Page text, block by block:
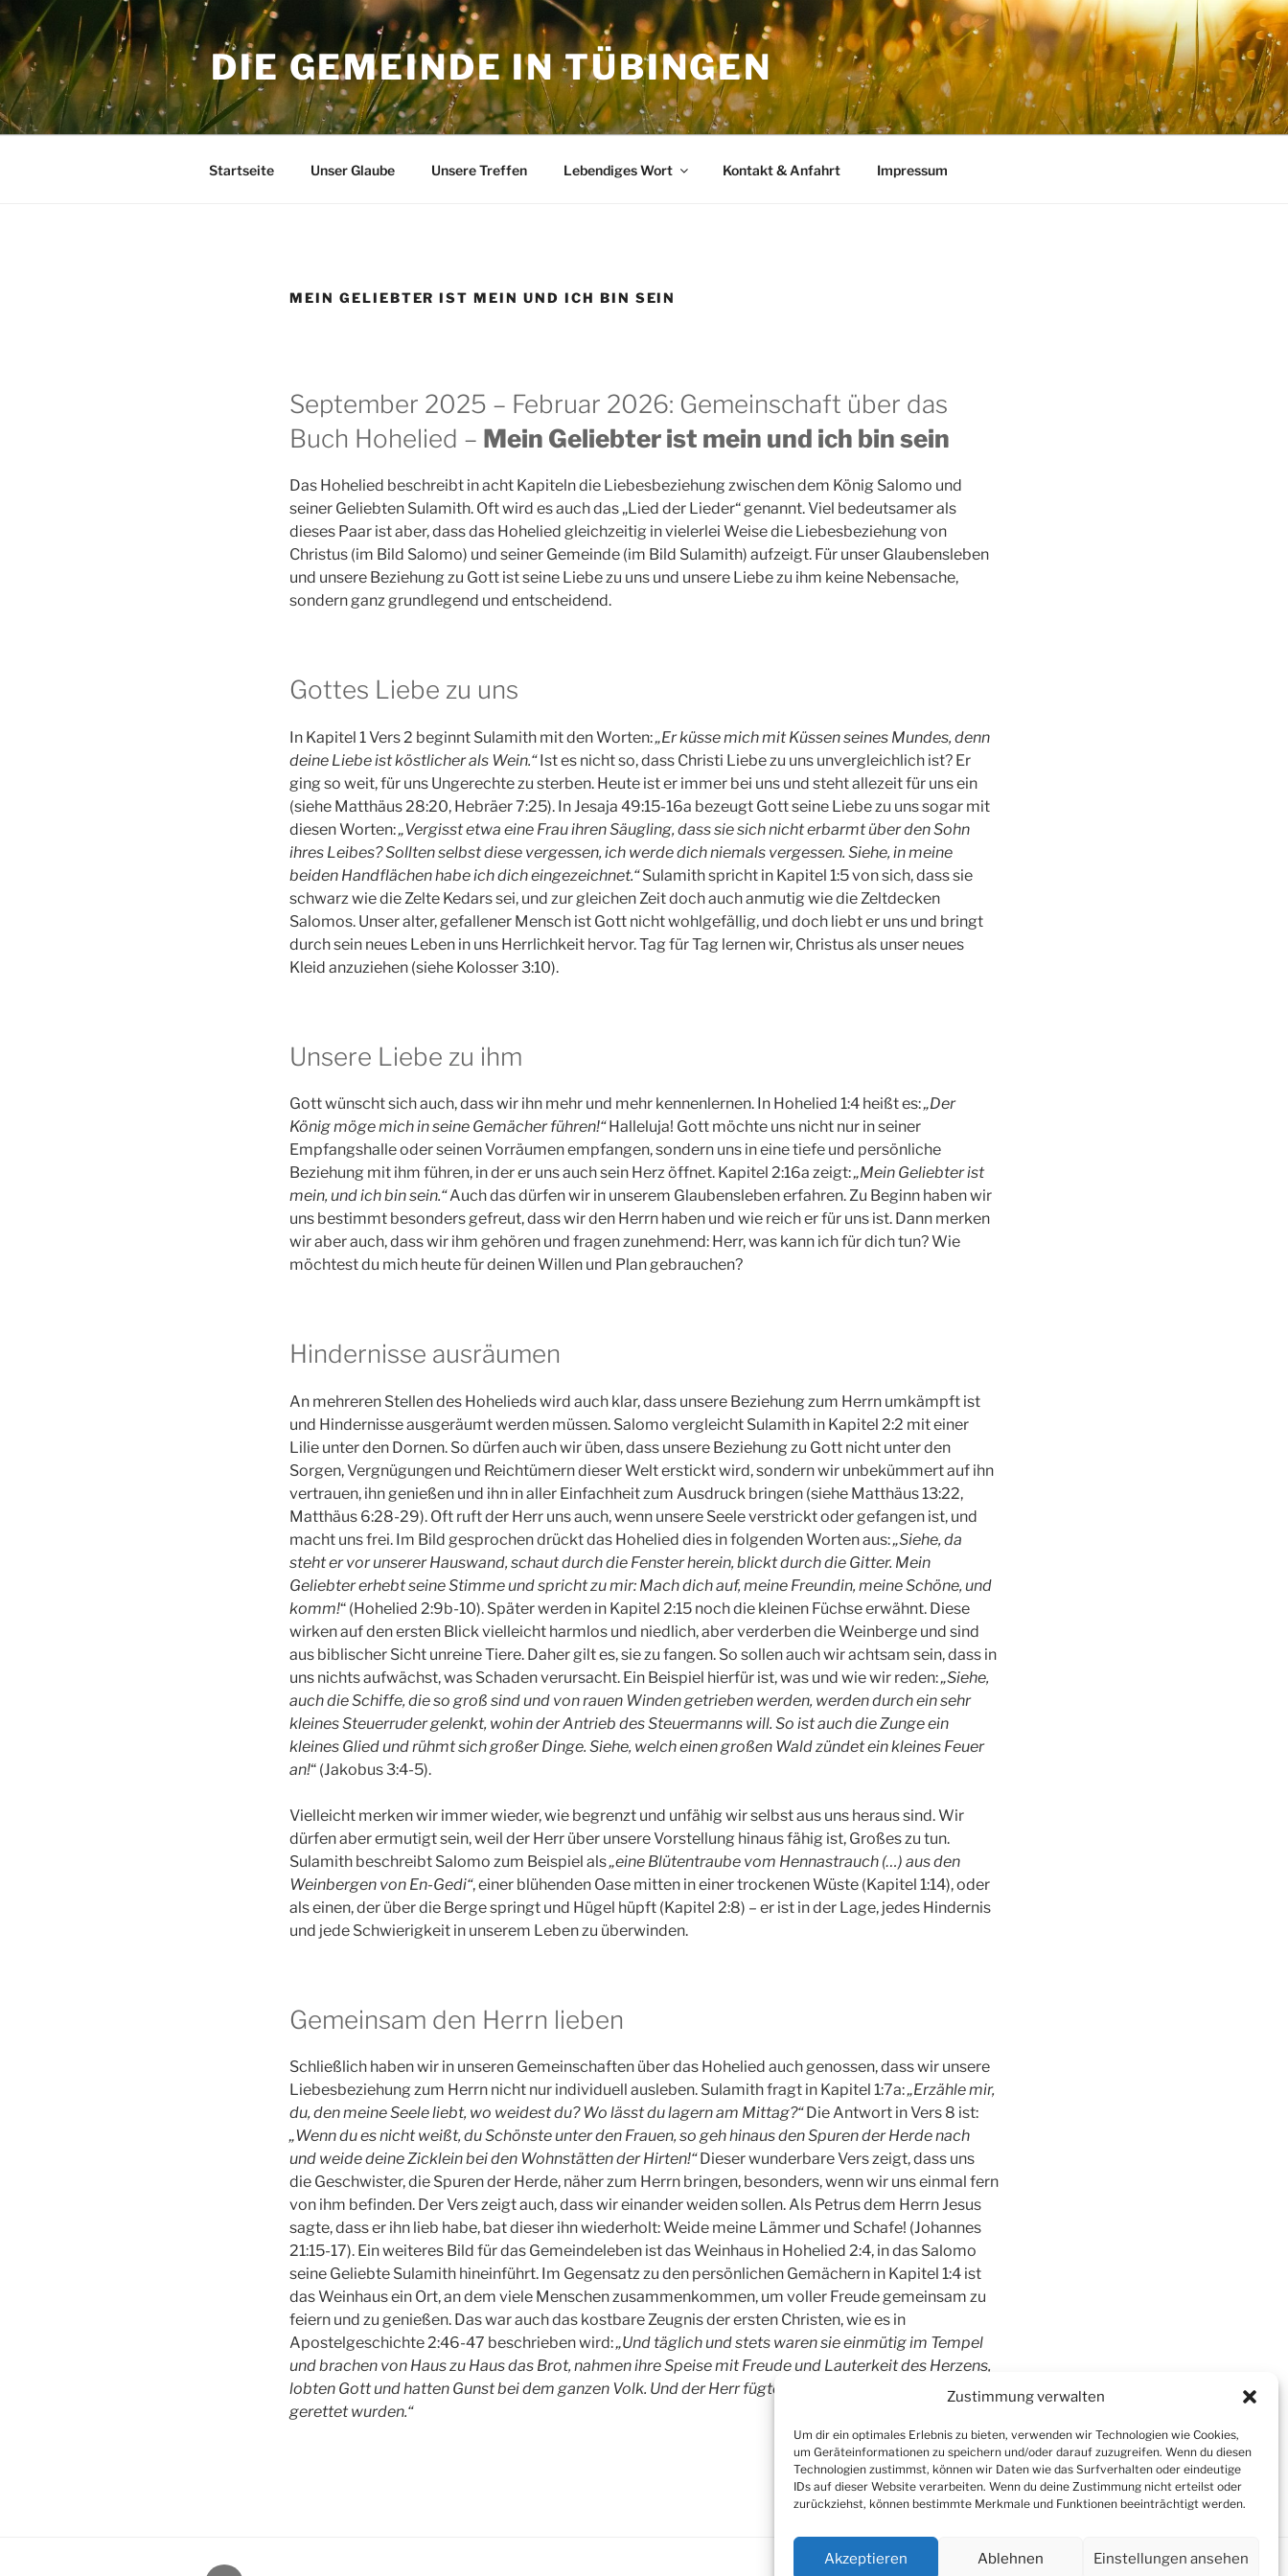
Zustimmung verwalten
Um dir ein optimales Erlebnis zu bieten, verwenden wir Technologien wie Cookies,
um Geräteinformationen zu speichern und/oder darauf zuzugreifen. Wenn du diesen
Technologien zustimmst, können wir Daten wie das Surfverhalten oder eindeutige
IDs auf dieser Website verarbeiten. Wenn du deine Zustimmung nicht erteilst oder
zurückziehst, können bestimmte Merkmale und Funktionen beeinträchtigt werden.
Akzeptieren Ablehnen Einstellungen ansehen
Zum
Inhalt
springen
DIE GEMEINDE IN TÜBINGEN
Startseite Unser Glaube Unsere Treffen Lebendiges Wort Kontakt & Anfahrt Impressum
MEIN GELIEBTER IST MEIN UND ICH BIN SEIN
September 2025 – Februar 2026: Gemeinschaft über das
Buch Hohelied – Mein Geliebter ist mein und ich bin sein
Das Hohelied beschreibt in acht Kapiteln die Liebesbeziehung zwischen dem König Salomo und
seiner Geliebten Sulamith. Oft wird es auch das „Lied der Lieder“ genannt. Viel bedeutsamer als
dieses Paar ist aber, dass das Hohelied gleichzeitig in vielerlei Weise die Liebesbeziehung von
Christus (im Bild Salomo) und seiner Gemeinde (im Bild Sulamith) aufzeigt. Für unser Glaubensleben
und unsere Beziehung zu Gott ist seine Liebe zu uns und unsere Liebe zu ihm keine Nebensache,
sondern ganz grundlegend und entscheidend.
Gottes Liebe zu uns
In Kapitel 1 Vers 2 beginnt Sulamith mit den Worten:„Er küsse mich mit Küssen seines Mundes, denn
deine Liebe ist köstlicher als Wein.“Ist es nicht so, dass Christi Liebe zu uns unvergleichlich ist? Er
ging so weit, für uns Ungerechte zu sterben. Heute ist er immer bei uns und steht allezeit für uns ein
(siehe Matthäus 28:20, Hebräer 7:25). In Jesaja 49:15-16a bezeugt Gott seine Liebe zu uns sogar mit
diesen Worten:„Vergisst etwa eine Frau ihren Säugling, dass sie sich nicht erbarmt über den Sohn
ihres Leibes? Sollten selbst diese vergessen, ich werde dich niemals vergessen. Siehe, in meine
beiden Handflächen habe ich dich eingezeichnet.“Sulamith spricht in Kapitel 1:5 von sich, dass sie
schwarz wie die Zelte Kedars sei, und zur gleichen Zeit doch auch anmutig wie die Zeltdecken
Salomos. Unser alter, gefallener Mensch ist Gott nicht wohlgefällig, und doch liebt er uns und bringt
durch sein neues Leben in uns Herrlichkeit hervor. Tag für Tag lernen wir, Christus als unser neues
Kleid anzuziehen (siehe Kolosser 3:10).
Unsere Liebe zu ihm
Gott wünscht sich auch, dass wir ihn mehr und mehr kennenlernen. In Hohelied 1:4 heißt es:„Der
König möge mich in seine Gemächer führen!“Halleluja! Gott möchte uns nicht nur in seiner
Empfangshalle oder seinen Vorräumen empfangen, sondern uns in eine tiefe und persönliche
Beziehung mit ihm führen, in der er uns auch sein Herz öffnet. Kapitel 2:16a zeigt:„Mein Geliebter ist
mein, und ich bin sein.“Auch das dürfen wir in unserem Glaubensleben erfahren. Zu Beginn haben wir
uns bestimmt besonders gefreut, dass wir den Herrn haben und wie reich er für uns ist. Dann merken
wir aber auch, dass wir ihm gehören und fragen zunehmend: Herr, was kann ich für dich tun? Wie
möchtest du mich heute für deinen Willen und Plan gebrauchen?
Hindernisse ausräumen
An mehreren Stellen des Hohelieds wird auch klar, dass unsere Beziehung zum Herrn umkämpft ist
und Hindernisse ausgeräumt werden müssen. Salomo vergleicht Sulamith in Kapitel 2:2 mit einer
Lilie unter den Dornen. So dürfen auch wir üben, dass unsere Beziehung zu Gott nicht unter den
Sorgen, Vergnügungen und Reichtümern dieser Welt erstickt wird, sondern wir unbekümmert auf ihn
vertrauen, ihn genießen und ihn in aller Einfachheit zum Ausdruck bringen (siehe Matthäus 13:22,
Matthäus 6:28-29). Oft ruft der Herr uns auch, wenn unsere Seele verstrickt oder gefangen ist, und
macht uns frei. Im Bild gesprochen drückt das Hohelied dies in folgenden Worten aus:„Siehe, da
steht er vor unserer Hauswand, schaut durch die Fenster herein, blickt durch die Gitter. Mein
Geliebter erhebt seine Stimme und spricht zu mir: Mach dich auf, meine Freundin, meine Schöne, und
komm!“ (Hohelied 2:9b-10). Später werden in Kapitel 2:15 noch die kleinen Füchse erwähnt. Diese
wirken auf den ersten Blick vielleicht harmlos und niedlich, aber verderben die Weinberge und sind
aus biblischer Sicht unreine Tiere. Daher gilt es, sie zu fangen. So sollen auch wir achtsam sein, dass in
uns nichts aufwächst, was Schaden verursacht. Ein Beispiel hierfür ist, was und wie wir reden:„Siehe,
auch die Schiffe, die so groß sind und von rauen Winden getrieben werden, werden durch ein sehr
kleines Steuerruder gelenkt, wohin der Antrieb des Steuermanns will. So ist auch die Zunge ein
kleines Glied und rühmt sich großer Dinge. Siehe, welch einen großen Wald zündet ein kleines Feuer
an!“ (Jakobus 3:4-5).
Vielleicht merken wir immer wieder, wie begrenzt und unfähig wir selbst aus uns heraus sind. Wir
dürfen aber ermutigt sein, weil der Herr über unsere Vorstellung hinaus fähig ist, Großes zu tun.
Sulamith beschreibt Salomo zum Beispiel als„eine Blütentraube vom Hennastrauch (…) aus den
Weinbergen von En-Gedi“, einer blühenden Oase mitten in einer trockenen Wüste (Kapitel 1:14), oder
als einen, der über die Berge springt und Hügel hüpft (Kapitel 2:8) – er ist in der Lage, jedes Hindernis
und jede Schwierigkeit in unserem Leben zu überwinden.
Gemeinsam den Herrn lieben
Schließlich haben wir in unseren Gemeinschaften über das Hohelied auch genossen, dass wir unsere
Liebesbeziehung zum Herrn nicht nur individuell ausleben. Sulamith fragt in Kapitel 1:7a:„Erzähle mir,
du, den meine Seele liebt, wo weidest du? Wo lässt du lagern am Mittag?“Die Antwort in Vers 8 ist:
„Wenn du es nicht weißt, du Schönste unter den Frauen, so geh hinaus den Spuren der Herde nach
und weide deine Zicklein bei den Wohnstätten der Hirten!“Dieser wunderbare Vers zeigt, dass uns
die Geschwister, die Spuren der Herde, näher zum Herrn bringen, besonders, wenn wir uns einmal fern
von ihm befinden. Der Vers zeigt auch, dass wir einander weiden sollen. Als Petrus dem Herrn Jesus
sagte, dass er ihn lieb habe, bat dieser ihn wiederholt: Weide meine Lämmer und Schafe! (Johannes
21:15-17). Ein weiteres Bild für das Gemeindeleben ist das Weinhaus in Hohelied 2:4, in das Salomo
seine Geliebte Sulamith hineinführt. Im Gegensatz zu den persönlichen Gemächern in Kapitel 1:4 ist
das Weinhaus ein Ort, an dem viele Menschen zusammenkommen, um voller Freude gemeinsam zu
feiern und zu genießen. Das war auch das kostbare Zeugnis der ersten Christen, wie es in
Apostelgeschichte 2:46-47 beschrieben wird:„Und täglich und stets waren sie einmütig im Tempel
und brachen von Haus zu Haus das Brot, nahmen ihre Speise mit Freude und Lauterkeit des Herzens,
lobten Gott und hatten Gunst bei dem ganzen Volk. Und der Herr fügte die zusammen, die täglich
gerettet wurden.“